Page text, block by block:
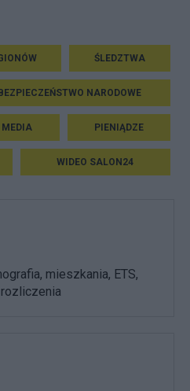
ŚLEDZTWA
BEZPIECZEŃSTWO NARODOWE
MEDIA PIENIĄDZE
WIDEO SALON24
mieszkania, ETS,